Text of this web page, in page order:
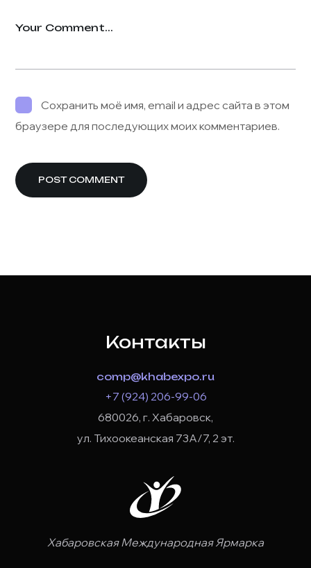
Сохранить моё имя, email и адрес сайта в этом
браузере для последующих моих комментариев.
Контакты
comp@khabexpo.ru
+7 (924) 206-99-06
680026, г. Хабаровск,
ул. Тихоокеанская 73А/7, 2 эт.
Хабаровская Международная Ярмарка